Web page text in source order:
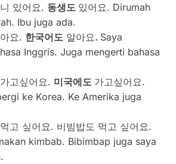
있어요. 동생도 있어요. Dirumah
Ibu juga ada.
요. 한국어도 알아요. Saya
Inggris. Juga mengerti bahasa
고싶어요. 미국에도 가고싶어요.
ke Korea. Ke Amerika juga
고 싶어요. 비빔밥도 먹고 싶어요.
kimbab. Bibimbap juga saya